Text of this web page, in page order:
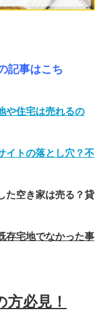
記事はこち
や住宅は売れるの
イトの落とし穴？不
た空き家は売る？貸
存宅地でなかった事
必見！